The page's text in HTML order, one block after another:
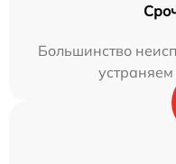
Большинство
устраняем